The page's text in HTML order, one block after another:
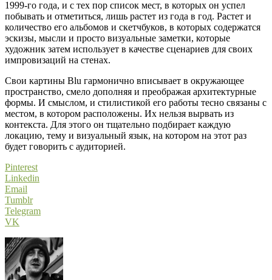
1999-го года, и с тех пор список мест, в которых он успел
побывать и отметиться, лишь растет из года в год. Растет и
количество его альбомов и скетчбуков, в которых содержатся
эскизы, мысли и просто визуальные заметки, которые
художник затем использует в качестве сценариев для своих
импровизаций на стенах.
Свои картины Blu гармонично вписывает в окружающее
пространство, смело дополняя и преображая архитектурные
формы. И смыслом, и стилистикой его работы тесно связаны с
местом, в котором расположены. Их нельзя вырвать из
контекста. Для этого он тщательно подбирает каждую
локацию, тему и визуальный язык, на котором на этот раз
будет говорить с аудиторией.
Pinterest
Linkedin
Email
Tumblr
Telegram
VK